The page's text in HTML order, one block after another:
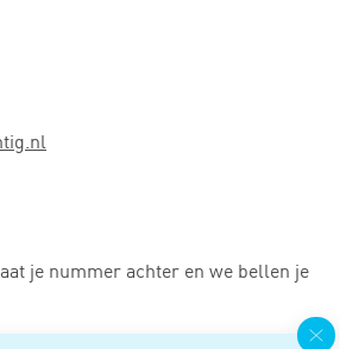
je nummer achter en we bellen je